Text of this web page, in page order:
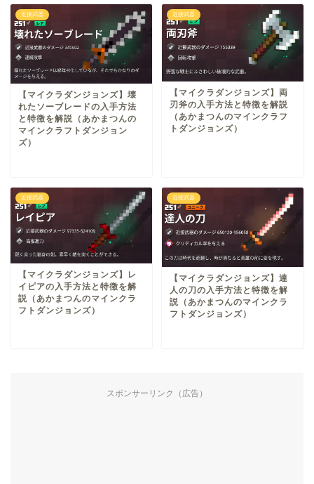
近接武器
【マイクラダンジョンズ】壊
れたソーブレードの入手方法
と特徴を解説（あかまつんの
マインクラフトダンジョン
ズ）
近接武器
【マイクラダンジョンズ】両
刃斧の入手方法と特徴を解説
（あかまつんのマインクラフ
トダンジョンズ）
近接武器
【マイクラダンジョンズ】レ
イピアの入手方法と特徴を解
説（あかまつんのマインクラ
フトダンジョンズ）
近接武器
【マイクラダンジョンズ】達
人の刀の入手方法と特徴を解
説（あかまつんのマインクラ
フトダンジョンズ）
スポンサーリンク（広告）